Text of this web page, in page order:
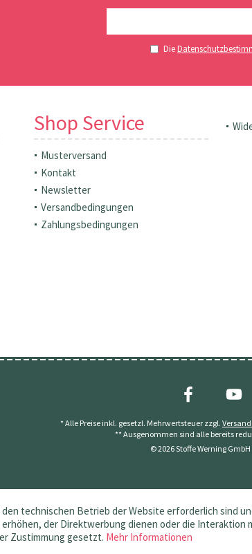
Die
Shop Service
Musterversand
Kontakt
Newsletter
Versandbedingungen
Zahlungsbedingungen
* Alle Preise inkl. gesetzl. Mehrwertsteuer zzgl.
** Ausgenommen sind alle bereits
© 2026 Stoffe Werning
technischen Betrieb der Website erforderlich sind
der Direktwerbung dienen oder die Interaktion
Zustimmung gesetzt. Mehr Informationen